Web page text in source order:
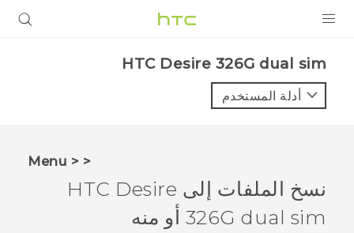
VIVE
VIVERSE
البرامج + التطبيقات
HTC Desire 326G dual sim‎
أدلة المستخدم
< < Menu
نسخ الملفات إلى HTC Desire
326G dual sim أو منه